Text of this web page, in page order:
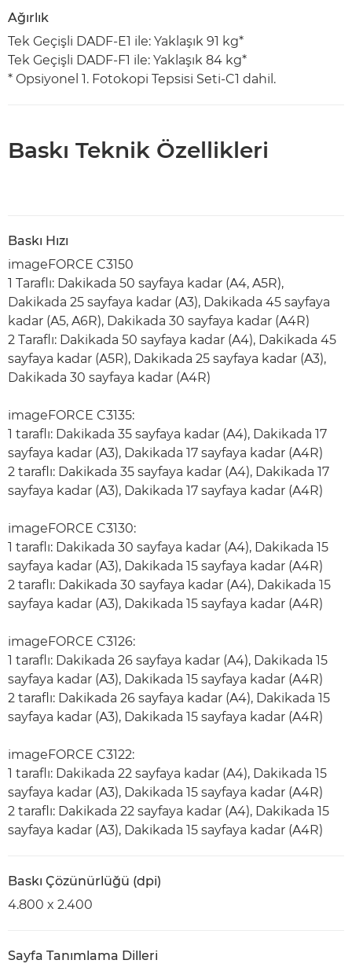
Ağırlık
Tek Geçişli DADF-E1 ile: Yaklaşık 91 kg*
Tek Geçişli DADF-F1 ile: Yaklaşık 84 kg*
* Opsiyonel 1. Fotokopi Tepsisi Seti-C1 dahil.
Baskı Teknik Özellikleri
Baskı Hızı
imageFORCE C3150
1 Taraflı: Dakikada 50 sayfaya kadar (A4, A5R),
Dakikada 25 sayfaya kadar (A3), Dakikada 45 sayfaya
kadar (A5, A6R), Dakikada 30 sayfaya kadar (A4R)
2 Taraflı: Dakikada 50 sayfaya kadar (A4), Dakikada 45
sayfaya kadar (A5R), Dakikada 25 sayfaya kadar (A3),
Dakikada 30 sayfaya kadar (A4R)
imageFORCE C3135:
1 taraflı: Dakikada 35 sayfaya kadar (A4), Dakikada 17
sayfaya kadar (A3), Dakikada 17 sayfaya kadar (A4R)
2 taraflı: Dakikada 35 sayfaya kadar (A4), Dakikada 17
sayfaya kadar (A3), Dakikada 17 sayfaya kadar (A4R)
imageFORCE C3130:
1 taraflı: Dakikada 30 sayfaya kadar (A4), Dakikada 15
sayfaya kadar (A3), Dakikada 15 sayfaya kadar (A4R)
2 taraflı: Dakikada 30 sayfaya kadar (A4), Dakikada 15
sayfaya kadar (A3), Dakikada 15 sayfaya kadar (A4R)
imageFORCE C3126:
1 taraflı: Dakikada 26 sayfaya kadar (A4), Dakikada 15
sayfaya kadar (A3), Dakikada 15 sayfaya kadar (A4R)
2 taraflı: Dakikada 26 sayfaya kadar (A4), Dakikada 15
sayfaya kadar (A3), Dakikada 15 sayfaya kadar (A4R)
imageFORCE C3122:
1 taraflı: Dakikada 22 sayfaya kadar (A4), Dakikada 15
sayfaya kadar (A3), Dakikada 15 sayfaya kadar (A4R)
2 taraflı: Dakikada 22 sayfaya kadar (A4), Dakikada 15
sayfaya kadar (A3), Dakikada 15 sayfaya kadar (A4R)
Baskı Çözünürlüğü (dpi)
4.800 x 2.400
Sayfa Tanımlama Dilleri